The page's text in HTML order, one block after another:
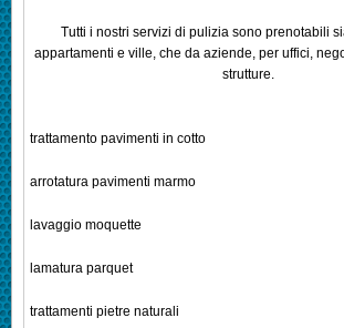
Tutti i nostri servizi di pulizia sono prenotabili
appartamenti e ville, che da aziende, per uffici,
strutture.
trattamento pavimenti in cotto
arrotatura pavimenti marmo
lavaggio moquette
lamatura parquet
trattamenti pietre naturali